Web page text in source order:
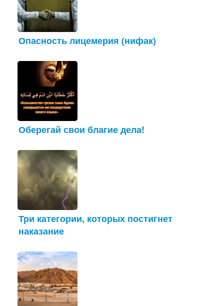
Опасность лицемерия (нифак)
Оберегай свои благие дела!
Три категории, которых постигнет
наказание